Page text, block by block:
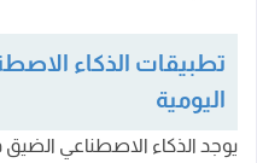
تطبيقات الذكاء
اليومية
يوجد الذكاء الاصطناعي